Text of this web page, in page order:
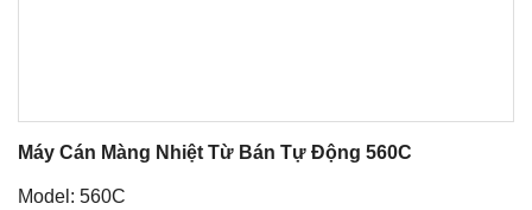
Máy Cán Màng Nhiệt Từ Bán Tự Động 560C
Model: 560C